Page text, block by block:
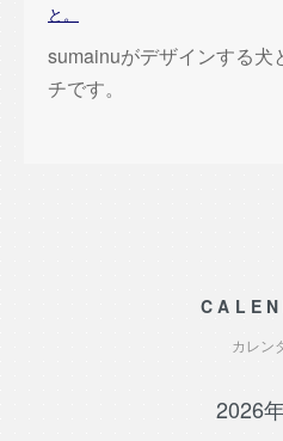
と。
sumainuがデザインする犬
チです。
カレン
2026